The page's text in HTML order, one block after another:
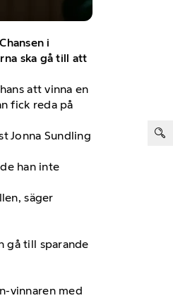
i
ska gå till att
att vinna en
fick reda på
Jonna Sundling
han inte
säger
gå till sparande
vinnaren med